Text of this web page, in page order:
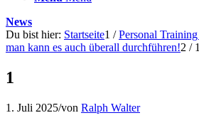
News
Du bist hier: Startseite1 / Personal
man kann es auch überall durchführen!2 / 1
1
1. Juli 2025/von Ralph Walter